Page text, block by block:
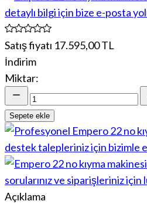
Satış fiyatı 17.595,00 TL
İndirim
Miktar:
Sepete ekle
Açıklama